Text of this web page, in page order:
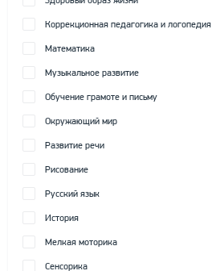
Коррекционная педагогика и логопедия
Математика
Музыкальное развитие
Обучение грамоте и письму
Окружающий мир
Развитие речи
Рисование
Русский язык
История
Мелкая моторика
Сенсорика